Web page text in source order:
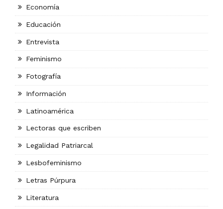
Economía
Educación
Entrevista
Feminismo
Fotografía
Información
Latinoamérica
Lectoras que escriben
Legalidad Patriarcal
Lesbofeminismo
Letras Púrpura
Literatura